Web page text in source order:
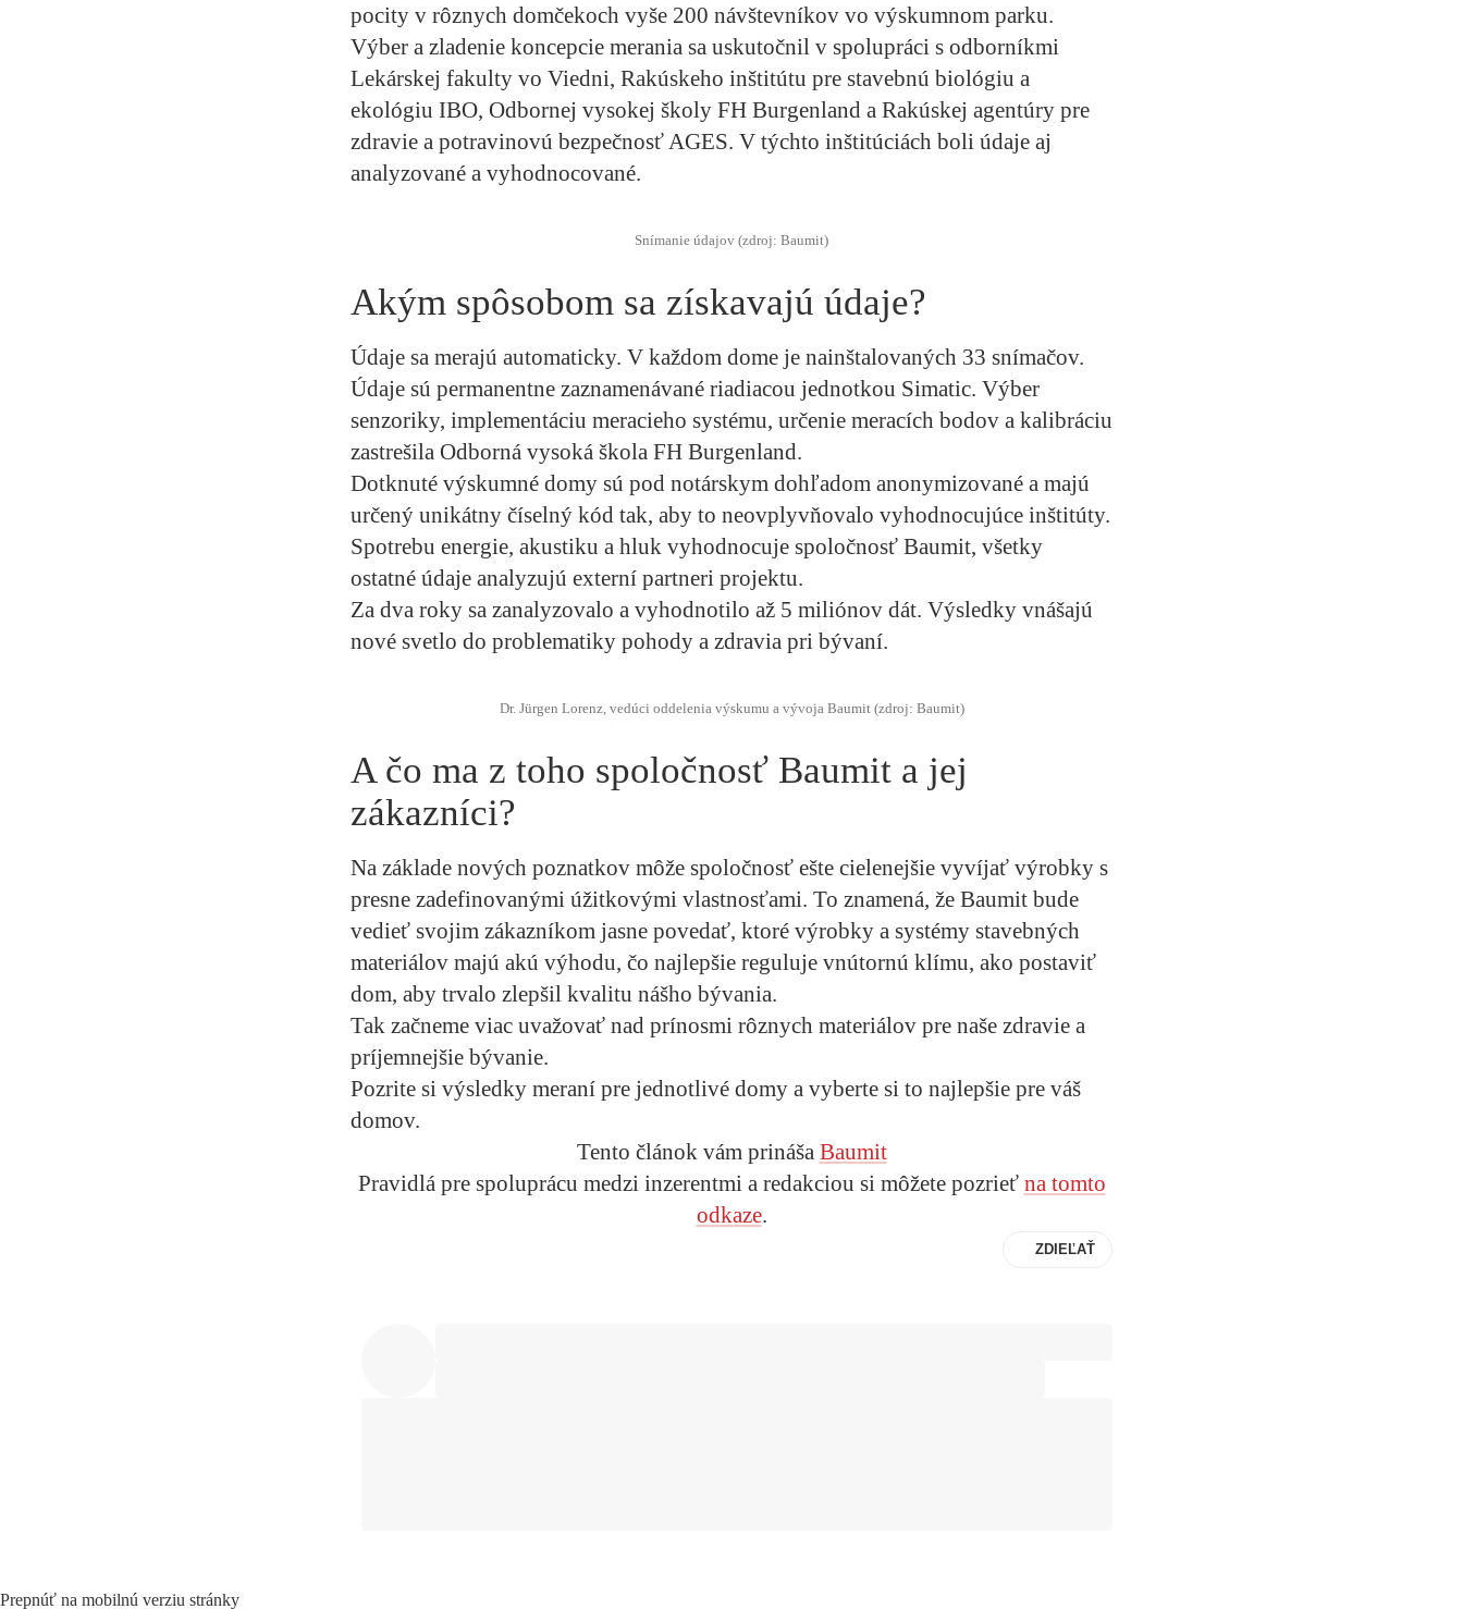
pocity v rôznych domčekoch vyše 200 návštevníkov vo výskumnom parku.
Výber a zladenie koncepcie merania sa uskutočnil v spolupráci s odborníkmi
Lekárskej fakulty vo Viedni, Rakúskeho inštitútu pre stavebnú biológiu a
ekológiu IBO, Odbornej vysokej školy FH Burgenland a Rakúskej agentúry pre
zdravie a potravinovú bezpečnosť AGES. V týchto inštitúciách boli údaje aj
analyzované a vyhodnocované.
Snímanie údajov (zdroj: Baumit)
Akým spôsobom sa získavajú údaje?
Údaje sa merajú automaticky. V každom dome je nainštalovaných 33 snímačov.
Údaje sú permanentne zaznamenávané riadiacou jednotkou Simatic. Výber
senzoriky, implementáciu meracieho systému, určenie meracích bodov a kalibráciu
zastrešila Odborná vysoká škola FH Burgenland.
Dotknuté výskumné domy sú pod notárskym dohľadom anonymizované a majú
určený unikátny číselný kód tak, aby to neovplyvňovalo vyhodnocujúce inštitúty.
Spotrebu energie, akustiku a hluk vyhodnocuje spoločnosť Baumit, všetky
ostatné údaje analyzujú externí partneri projektu.
Za dva roky sa zanalyzovalo a vyhodnotilo až 5 miliónov dát. Výsledky vnášajú
nové svetlo do problematiky pohody a zdravia pri bývaní.
Dr. Jürgen Lorenz, vedúci oddelenia výskumu a vývoja Baumit (zdroj: Baumit)
A čo ma z toho spoločnosť Baumit a jej
zákazníci?
Na základe nových poznatkov môže spoločnosť ešte cielenejšie vyvíjať výrobky s
presne zadefinovanými úžitkovými vlastnosťami. To znamená, že Baumit bude
vedieť svojim zákazníkom jasne povedať, ktoré výrobky a systémy stavebných
materiálov majú akú výhodu, čo najlepšie reguluje vnútornú klímu, ako postaviť
dom, aby trvalo zlepšil kvalitu nášho bývania.
Tak začneme viac uvažovať nad prínosmi rôznych materiálov pre naše zdravie a
príjemnejšie bývanie.
Pozrite si výsledky meraní pre jednotlivé domy a vyberte si to najlepšie pre váš
domov.
Tento článok vám prináša Baumit
Pravidlá pre spoluprácu medzi inzerentmi a redakciou si môžete pozrieť na tomto
odkaze.
ZDIEĽAŤ
Prepnúť na mobilnú verziu stránky